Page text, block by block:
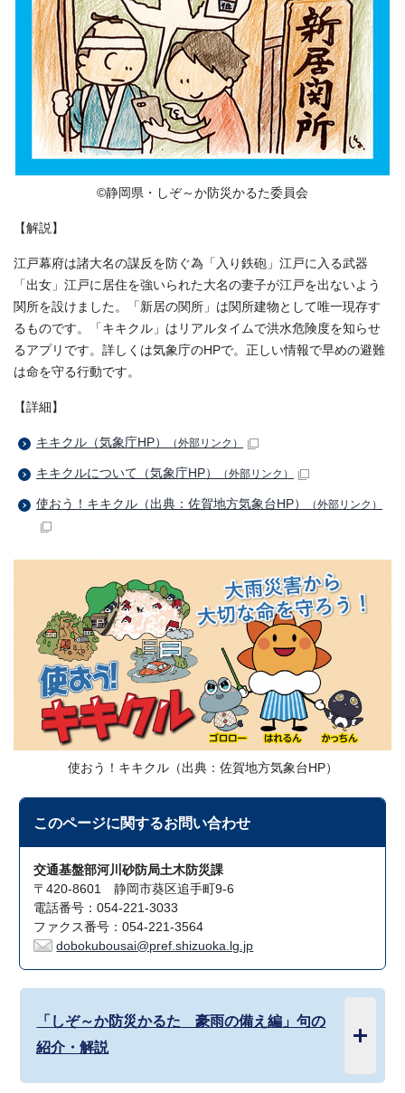
©静岡県・しぞ～か防災かるた委員会
【解説】
江戸幕府は諸大名の謀反を防ぐ為「入り鉄砲」江戸に入る武器
「出女」江戸に居住を強いられた大名の妻子が江戸を出ないよう
関所を設けました。「新居の関所」は関所建物として唯一現存す
るものです。「キキクル」はリアルタイムで洪水危険度を知らせ
るアプリです。詳しくは気象庁のHPで。正しい情報で早めの避難
は命を守る行動です。
【詳細】
キキクル（気象庁HP） （外部リンク）
キキクルについて（気象庁HP） （外部リンク）
使おう！キキクル（出典：佐賀地方気象台HP） （外部リンク）
使おう！キキクル（出典：佐賀地方気象台HP）
このページに関するお問い合わせ
交通基盤部河川砂防局土木防災課
〒420-8601 静岡市葵区追手町9-6
電話番号：054-221-3033
ファクス番号：054-221-3564
dobokubousai@pref.shizuoka.lg.jp
「しぞ～か防災かるた 豪雨の備え編」句の
紹介・解説